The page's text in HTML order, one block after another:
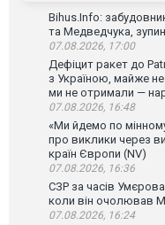
Bihus.Info:
та Медведчука,
07.08.2026, 17:00
Дефіцит ракет до
з Україною, майже
ми не отримали —
07.08.2026, 16:48
«Ми йдемо по
про виклики через
країн Європи (NV)
07.08.2026, 16:36
СЗР за часів
коли він очолював
07.08.2026, 16:24